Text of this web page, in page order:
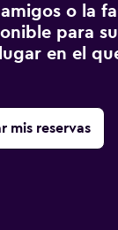
o la
para
en el
mis reservas